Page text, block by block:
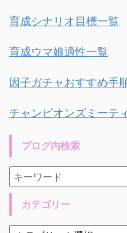
育成シナリオ目標一覧
育成ウマ娘適性一覧
因子ガチャおすすめ手
チャンピオンズミーテ
ブログ内検索
カテゴリー